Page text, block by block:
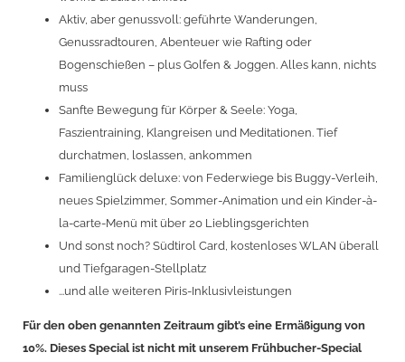
Aktiv, aber genussvoll: geführte Wanderungen,
Genussradtouren, Abenteuer wie Rafting oder
Bogenschießen – plus Golfen & Joggen. Alles kann, nichts
muss
Sanfte Bewegung für Körper & Seele: Yoga,
Faszientraining, Klangreisen und Meditationen. Tief
durchatmen, loslassen, ankommen
Familienglück deluxe: von Federwiege bis Buggy-Verleih,
neues Spielzimmer, Sommer-Animation und ein Kinder-à-
la-carte-Menü mit über 20 Lieblingsgerichten
Und sonst noch? Südtirol Card, kostenloses WLAN überall
und Tiefgaragen-Stellplatz
...und alle weiteren Piris-Inklusivleistungen
Für den oben genannten Zeitraum gibt’s eine Ermäßigung von
10%. Dieses Special ist nicht mit unserem Frühbucher-Special